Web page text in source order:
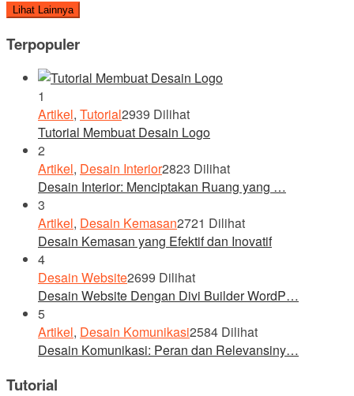
Lihat Lainnya
Terpopuler
1
Artikel, Tutorial2939 Dilihat
Tutorial Membuat Desain Logo
2
Artikel, Desain Interior2823 Dilihat
Desain Interior: Menciptakan Ruang yang …
3
Artikel, Desain Kemasan2721 Dilihat
Desain Kemasan yang Efektif dan Inovatif
4
Desain Website2699 Dilihat
Desain Website Dengan Divi Builder WordP…
5
Artikel, Desain Komunikasi2584 Dilihat
Desain Komunikasi: Peran dan Relevansiny…
Tutorial